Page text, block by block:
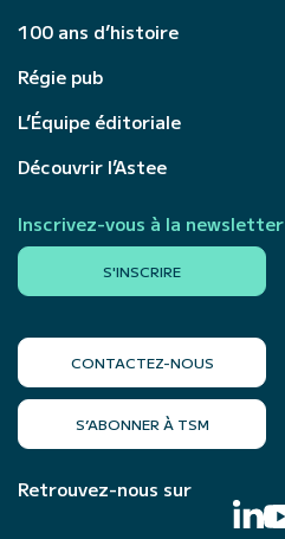
100 ans d’histoire
Régie pub
L’Équipe éditoriale
Découvrir l’Astee
Inscrivez-vous à la newsletter
S'INSCRIRE
CONTACTEZ-NOUS
S’ABONNER À TSM
Retrouvez-nous sur